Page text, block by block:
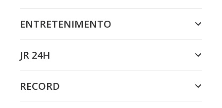
ENTRETENIMENTO
JR 24H
RECORD